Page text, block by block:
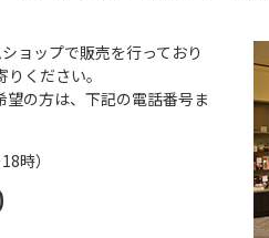
ョップで販売を行っており
ください。
望の方は、下記の電話番号ま
時）